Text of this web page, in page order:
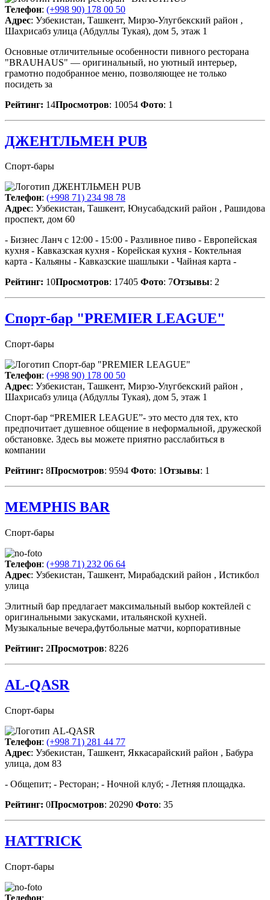
Телефон: (+998 90) 178 00 50
Адрес: Узбекистан, Ташкент, Мирзо-Улугбекский район ,
Шахрисабз улица (Абдуллы Тукая), дом 5, этаж 1
Основные отличительные особенности пивного ресторана
"BRAUHAUS" — оригинальный, но уютный интерьер,
грамотно подобранное меню, позволяющее не только
посидеть за
Рейтинг: 14Просмотров: 10054 Фото: 1
ДЖЕНТЛЬМЕН PUB
Спорт-бары
Телефон: (+998 71) 234 98 78
Адрес: Узбекистан, Ташкент, Юнусабадский район , Рашидова
проспект, дом 60
- Бизнес Ланч с 12:00 - 15:00 - Разливное пиво - Европейская
кухня - Кавказская кухня - Корейская кухня - Коктельная
карта - Кальяны - Кавказские шашлыки - Чайная карта -
Рейтинг: 10Просмотров: 17405 Фото: 7Отзывы: 2
Спорт-бар "PREMIER LEAGUE"
Спорт-бары
Телефон: (+998 90) 178 00 50
Адрес: Узбекистан, Ташкент, Мирзо-Улугбекский район ,
Шахрисабз улица (Абдуллы Тукая), дом 5, этаж 1
Спорт-бар “PREMIER LEAGUE”- это место для тех, кто
предпочитает душевное общение в неформальной, дружеской
обстановке. Здесь вы можете приятно расслабиться в
компании
Рейтинг: 8Просмотров: 9594 Фото: 1Отзывы: 1
MEMPHIS BAR
Спорт-бары
Телефон: (+998 71) 232 06 64
Адрес: Узбекистан, Ташкент, Мирабадский район , Истикбол
улица
Элитный бар предлагает максимальный выбор коктейлей с
оригинальными закусками, итальянской кухней.
Музыкальные вечера,футбольные матчи, корпоративные
Рейтинг: 2Просмотров: 8226
AL-QASR
Спорт-бары
Телефон: (+998 71) 281 44 77
Адрес: Узбекистан, Ташкент, Яккасарайский район , Бабура
улица, дом 83
- Общепит; - Ресторан; - Ночной клуб; - Летняя площадка.
Рейтинг: 0Просмотров: 20290 Фото: 35
HATTRICK
Спорт-бары
Телефон: